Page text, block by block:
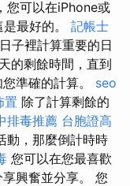
您可以在iPhone或
最好的。 記帳士
子裡計算重要的日
的剩餘時間，直到
準確的計算。 seo
置 除了計算剩餘的
排毒推薦 台胞證高
動，那麼倒計時時
您可以在您最喜歡
興奮並分享。 您